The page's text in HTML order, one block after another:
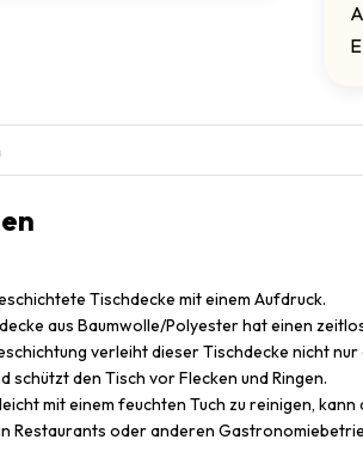
Tischdecke mit einem Aufdruck.
aus Baumwolle/Polyester hat einen
verleiht dieser Tischdecke nicht
schützt den Tisch vor Flecken und Ringen.
mit einem feuchten Tuch zu reinigen,
Restaurants oder anderen